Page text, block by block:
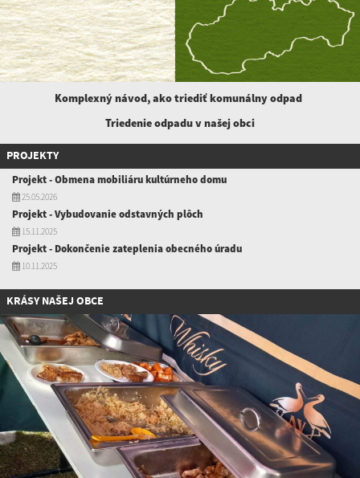
Komplexný návod, ako triediť komunálnyodpad
Triedenie odpadu v našej obci
PROJEKTY
Projekt - Obmena mobiliáru kultúrneho domu
25.05.2026
Projekt - Vybudovanie odstavných plôch
15.11.2025
Projekt - Dokončenie zateplenia obecného úradu
10.11.2025
KRÁSY NAŠEJ OBCE